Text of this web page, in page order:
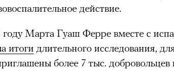
действие.
году Марта Гуаш Ферре вместе с
итоги длительного исследования,
более 7 тыс. добровольцев